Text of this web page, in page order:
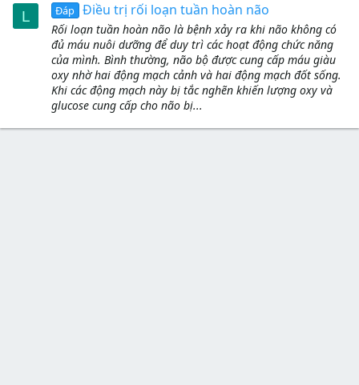
L Đáp Điều trị rối loạn tuần hoàn não
Rối loạn tuần hoàn não là bệnh xảy ra khi não không có
đủ máu nuôi dưỡng để duy trì các hoạt động chức năng
của mình. Bình thường, não bộ được cung cấp máu giàu
oxy nhờ hai động mạch cảnh và hai động mạch đốt sống.
Khi các động mạch này bị tắc nghẽn khiến lượng oxy và
glucose cung cấp cho não bị...